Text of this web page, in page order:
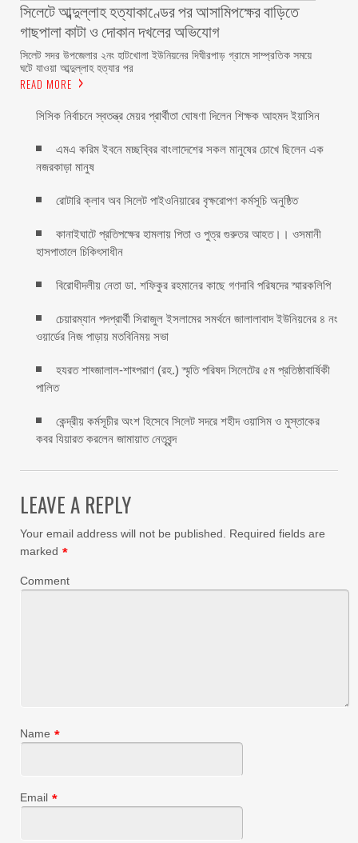
সিলেটে আব্দুল্লাহ হত্যাকাণ্ডের পর আসামিপক্ষের বাড়িতে
গাছপালা কাটা ও দোকান দখলের অভিযোগ
সিলেট সদর উপজেলার ২নং হাটখোলা ইউনিয়নের দিঘীরপাড় গ্রামে সাম্প্রতিক সময়ে
ঘটে যাওয়া আব্দুল্লাহ হত্যার পর
READ MORE
সিসিক নির্বাচনে স্বতন্ত্র মেয়র প্রার্থীতা ঘোষণা দিলেন শিক্ষক আহমদ ইয়াসিন
এমএ করিম ইবনে মচ্ছব্বির বাংলাদেশের সকল মানুষের চোখে ছিলেন এক
নজরকাড়া মানুষ ‎
রোটারি ক্লাব অব সিলেট পাইওনিয়ারের বৃক্ষরোপণ কর্মসূচি অনুষ্ঠিত
কানাইঘাটে প্রতিপক্ষের হামলায় পিতা ও পুত্র গুরুতর আহত।। ওসমানী
হাসপাতালে চিকিৎসাধীন
বিরোধীদলীয় নেতা ডা. শফিকুর রহমানের কাছে গণদাবি পরিষদের স্মারকলিপি ‎
চেয়ারম্যান পদপ্রার্থী সিরাজুল ইসলামের সমর্থনে জালালাবাদ ইউনিয়নের ৪ নং
ওয়ার্ডের নিজ পাড়ায় মতবিনিময় সভা
হযরত শাহ্জালাল-শাহ্পরাণ (রহ.) স্মৃতি পরিষদ সিলেটের ৫ম প্রতিষ্ঠাবার্ষিকী
পালিত ‎​
কেন্দ্রীয় কর্মসূচীর অংশ হিসেবে সিলেট সদরে শহীদ ওয়াসিম ও মুস্তাকের
কবর যিয়ারত করলেন জামায়াত নেতৃবৃন্দ ‎
LEAVE A REPLY
Your email address will not be published.
Required fields are
marked *
Comment
Name *
Email *